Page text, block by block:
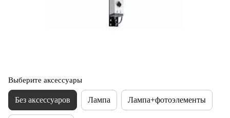
Выберите аксессуары
Без аксессуаров Лампа Лампа+фотоэлементы